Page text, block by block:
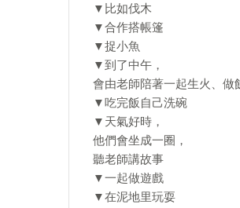
▼比如伐木
▼合作搭帳篷
▼捉小魚
▼到了中午，
會由老師陪著一起生火、做
▼吃完飯自己洗碗
▼天氣好時，
他們會坐成一圈，
聽老師講故事
▼一起做遊戲
▼在泥地里玩耍